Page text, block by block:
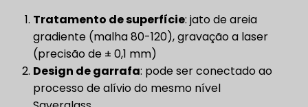
Tratamento de superfície: jato de areia
gradiente (malha 80-120), gravação a laser
(precisão de ± 0,1 mm)
Design de garrafa: pode ser conectado ao
processo de alívio do mesmo nível